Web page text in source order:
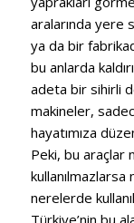
aralarında yere
ya da bir
bu anlarda
adeta bir sihirli
makineler,
hayatımıza
Peki, bu araçlar
kullanılmazlarsa
nerelerde
Türkiye’nin bu